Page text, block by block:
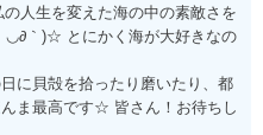
人生を変えた海の中の素敵さを
◡∂｀)☆ とにかく海が大好きなの
に貝殻を拾ったり磨いたり、都
ま最高です☆ 皆さん！お待ちし